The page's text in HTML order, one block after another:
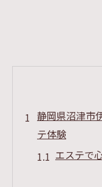
静岡県沼津市
テ体験
エステで
沼津市伊